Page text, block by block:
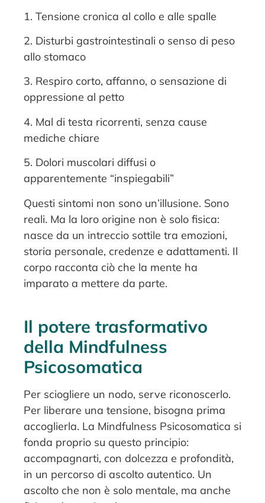
1. Tensione cronica al collo e alle spalle
2. Disturbi gastrointestinali o senso di peso
allo stomaco
3. Respiro corto, affanno, o sensazione di
oppressione al petto
4. Mal di testa ricorrenti, senza cause
mediche chiare
5. Dolori muscolari diffusi o
apparentemente “inspiegabili”
Questi sintomi non sono un’illusione. Sono
reali. Ma la loro origine non è solo fisica:
nasce da un intreccio sottile tra emozioni,
storia personale, credenze e adattamenti. Il
corpo racconta ciò che la mente ha
imparato a mettere da parte.
Il potere trasformativo
della Mindfulness
Psicosomatica
Per sciogliere un nodo, serve riconoscerlo.
Per liberare una tensione, bisogna prima
accoglierla. La Mindfulness Psicosomatica si
fonda proprio su questo principio:
accompagnarti, con dolcezza e profondità,
in un percorso di ascolto autentico. Un
ascolto che non è solo mentale, ma anche